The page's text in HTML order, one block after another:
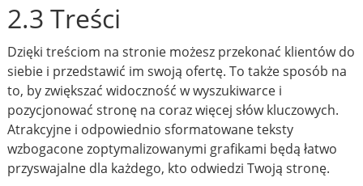
2.3 Treści
Dzięki treściom na stronie możesz przekonać klientów do
siebie i przedstawić im swoją ofertę. To także sposób na
to, by zwiększać widoczność w wyszukiwarce i
pozycjonować stronę na coraz więcej słów kluczowych.
Atrakcyjne i odpowiednio sformatowane teksty
wzbogacone zoptymalizowanymi grafikami będą łatwo
przyswajalne dla każdego, kto odwiedzi Twoją stronę.